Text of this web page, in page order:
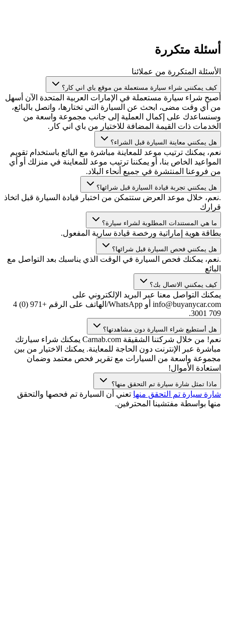
أسئلة متكررة
الأسئلة المتكررة من عملائنا
كيف يمكنني شراء سيارة مستعملة من موقع باي اني كار؟
أصبح شراء سيارة مستعملة في الإمارات العربية المتحدة الآن أسهل
من أي وقت مضى، ابحث عن السيارة التي تختارها، واتصل بالبائع،
وسنساعدك على إكمال العملية إلى جانب مجموعة واسعة من
الخدمات ذات القيمة المضافة للاختيار من باي اني كار.
هل يمكنني معاينة السيارة قبل الشراء؟
نعم، يمكنك ترتيب موعد للمعاينة مباشرة مع البائع باستخدام تقويم
المواعيد الخاص بنا، أو يمكننا ترتيب موعد للمعاينة في منزلك أو أي
من فروعنا المنتشرة في جميع أنحاء البلاد.
هل يمكنني تجربة قيادة السيارة قبل شرائها؟
.نعم، خلال موعد العرض ستتمكن من اختبار قيادة السيارة قبل اتخاذ
قرارك
ما هي المستندات المطلوبة لشراء سيارة؟
بطاقة هوية إماراتية ورخصة قيادة سارية المفعول.
هل يمكنني فحص السيارة قبل شرائها؟
.نعم، يمكنك فحص السيارة في الوقت الذي يناسبك بعد التواصل مع
البائع
كيف يمكنني الاتصال بك؟
يمكنك التواصل معنا عبر البريد الإلكتروني على
info@buyanycar.com أو WhatsApp/الهاتف على الرقم +971 (0) 4
709 3001.
هل أستطيع شراء السيارة دون مشاهدتها؟
نعم! من خلال شركتنا الشقيقة Carnab.com يمكنك شراء سيارتك
مباشرة عبر الإنترنت دون الحاجة للمعاينة. يمكنك الاختيار من بين
مجموعة واسعة من السيارات مع تقرير فحص معتمد وضمان
استعادة الأموال!
ماذا تمثل شارة سيارة تم التحقق منها؟
شارة سيارة تم التحقق منها تعني أن السيارة تم فحصها والتحقق
منها بواسطة مفتشينا المحترفين.